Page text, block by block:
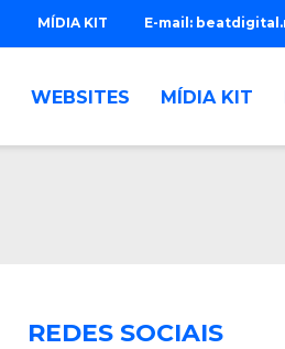
E-mail:
MÍDIA KIT
WEBSITES MÍDIA KIT
REDES SOCIAIS